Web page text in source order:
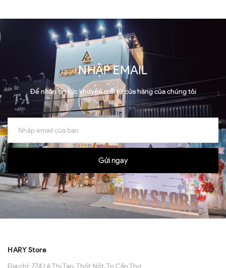
NHẬP EMAIL
Để nhận tin tức khuyến mãi từ cửa hàng của chúng tôi
Gửi ngay
HARY Store